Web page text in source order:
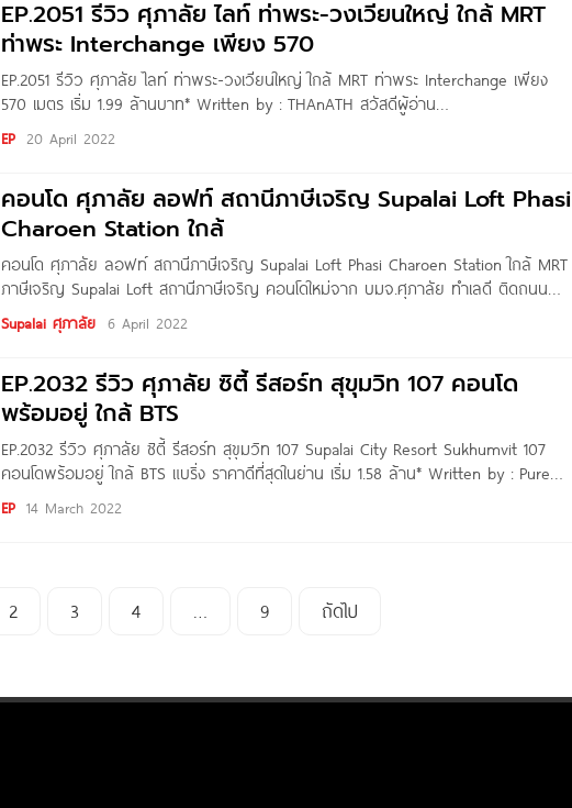
EP.2051 รีวิว ศุภาลัย ไลท์ ท่าพระ-วงเวียนใหญ่ ใกล้ MRT
ท่าพระ Interchange เพียง 570
EP.2051 รีวิว ศุภาลัย ไลท์ ท่าพระ-วงเวียนใหญ่ ใกล้ MRT ท่าพระ Interchange เพียง
570 เมตร เริ่ม 1.99 ล้านบาท* Written by : THAnATH สวัสดีผู้อ่าน
ชาว Homenayoo ทุกคนครับ วันนี้ผมพามาชมโครงการ Supalai Lite ท่าพระ-วงเวียน
ใหญ่ จาก ศุภาลัย ตั้งอยู่ติดถนนเพชรเกษม ใกล้แยกท่าพระ และวงเวียนใหญ่ เดินทาง
EP 20 April 2022
คอนโด ศุภาลัย ลอฟท์ สถานีภาษีเจริญ Supalai Loft Phasi
Charoen Station ใกล้
คอนโด ศุภาลัย ลอฟท์ สถานีภาษีเจริญ Supalai Loft Phasi Charoen Station ใกล้ MRT
ภาษีเจริญ Supalai Loft สถานีภาษีเจริญ คอนโดใหม่จาก บมจ.ศุภาลัย ทำเลดี ติดถนน
ใหญ่ (ถนนเพชรเกษม) เยื้องห้าง Seacon บางแค เชื่อมต่อกับถนนหลายสาย โดยจากถนน
เพชรเกษม สามารถเชื่อมต่อถนนราชพฤกษ์, ถนนกาญจนาภิเษก, ถนนกัลปพฤกษ์, ถนน
Supalai ศุภาลัย 6 April 2022
EP.2032 รีวิว ศุภาลัย ซิตี้ รีสอร์ท สุขุมวิท 107 คอนโด
พร้อมอยู่ ใกล้ BTS
EP.2032 รีวิว ศุภาลัย ซิตี้ รีสอร์ท สุขุมวิท 107 Supalai City Resort Sukhumvit 107
คอนโดพร้อมอยู่ ใกล้ BTS แบริ่ง ราคาดีที่สุดในย่าน เริ่ม 1.58 ล้าน* Written by : Pure
Thitapa Photo by : Eins Gannika
EP 14 March 2022
2 3 4 … 9 ถัดไป